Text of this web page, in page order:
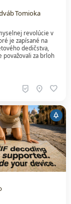
Tomioka
revolúcie v
je zapísané na
dedičstva,
považovali za brloh
beenhere location_on favorite
park